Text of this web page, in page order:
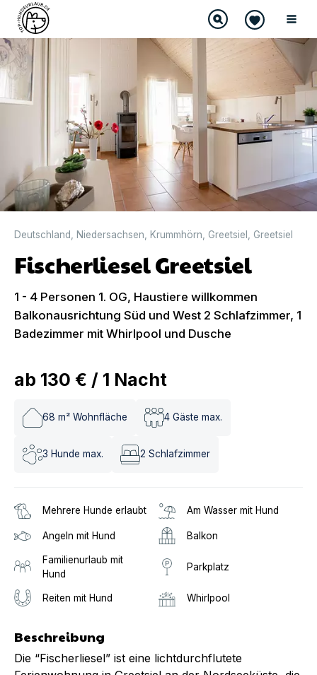
DIREKT BUCHBAR
Deutschland Niedersachsen Krummhörn Greetsiel Greetsiel
Fischerliesel Greetsiel
1 - 4 Personen 1. OG, Haustiere willkommen
Balkonausrichtung Süd und West 2 Schlafzimmer, 1
Badezimmer mit Whirlpool und Dusche
ab 130 € / 1 Nacht
68 m² Wohnfläche 4 Gäste max.
3 Hunde max. 2 Schlafzimmer
Mehrere Hunde erlaubt Am Wasser mit Hund
Angeln mit Hund Balkon
Familienurlaub mit
Hund
Parkplatz
Reiten mit Hund Whirlpool
Beschreibung
Die “Fischerliesel” ist eine lichtdurchflutete